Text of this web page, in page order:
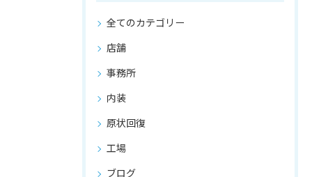
全てのカテゴリー
店舗
事務所
内装
原状回復
工場
ブログ